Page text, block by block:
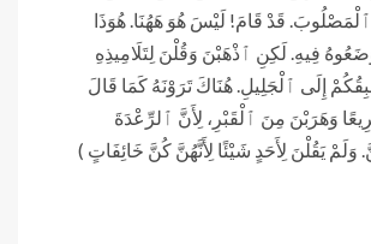
قَدْ قَامَ! لَيْسَ هُوَ هَهُنَا. هُوَذَا
فِيهِ. لَكِنِ ٱذْهَبْنَ وَقُلْنَ لِتَلَامِيذِهِ
إِلَى ٱلْجَلِيلِ. هُنَاكَ تَرَوْنَهُ كَمَا قَالَ
وَهَرَبْنَ مِنَ ٱلْقَبْرِ، لِأَنَّ ٱلرِّعْدَةَ
وَلَمْ يَقُلْنَ لِأَحَدٍ شَيْئًا لِأَنَّهُنَّ كُنَّ خَائِفَاتٍ )